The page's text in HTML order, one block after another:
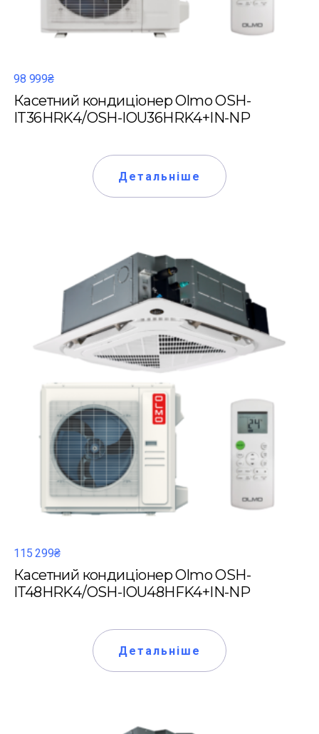
98 999₴
Касетний кондиціонер Olmo OSH-
IT36HRK4/OSH-IOU36HRK4+IN-NP
Детальніше
115 299₴
Касетний кондиціонер Olmo OSH-
IT48HRK4/OSH-IOU48HFK4+IN-NP
Детальніше